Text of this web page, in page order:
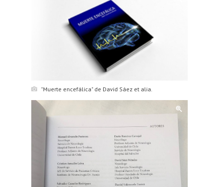
"Muerte encefálica" de David Sáez et alia.